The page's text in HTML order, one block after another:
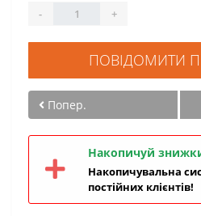
-
+
ПОВІДОМИТИ
Попер.
Накопичуй
Накопичувальна
постійних клієнтів!